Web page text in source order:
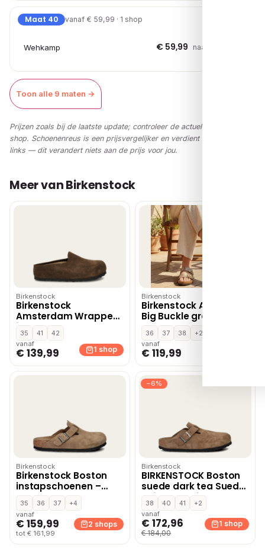
Maat 40 vanaf € 59,99 · 1 shop
Wehkamp € 59,99 naar shop →
Toon alle 9 maten →
Prijzen zoals bij de laatste update; controleer de actuele prijs in de
shop. Schoenenreus is een prijsvergelijker en verdient via affiliate-
links — dit verandert niets aan de prijs voor jou.
Meer van Birkenstock
Birkenstock
Birkenstock
Amsterdam Wrapped
instapschoenen –
Bruin
35 41
42
vanaf
€ 139,99 1 shop
Birkenstock
Birkenstock Arizona
Big Buckle graceful
taupe
36 37 38
+2
vanaf
€ 119,99
Birkenstock
Birkenstock Boston
instapschoenen –
Cognac
35 36 37
+4
vanaf
€ 159,99
tot € 161,99
2 shops
−6%
Birkenstock
BIRKENSTOCK Boston
suede dark tea Suede
Unisex – Bruin
38 40 41
+2
vanaf
€ 172,96
€ 184,00
1 shop